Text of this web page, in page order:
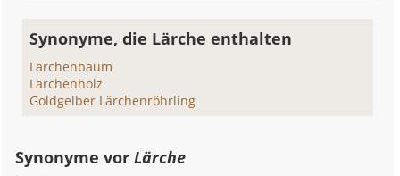
Synonyme, die Lärche enthalten
Lärchenbaum
Lärchenholz
Goldgelber Lärchenröhrling
Synonyme vorLärche